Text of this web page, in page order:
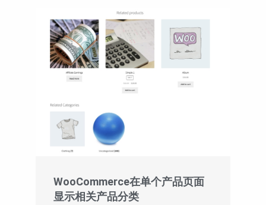
WooCommerce在单个产品页面
显示相关产品分类